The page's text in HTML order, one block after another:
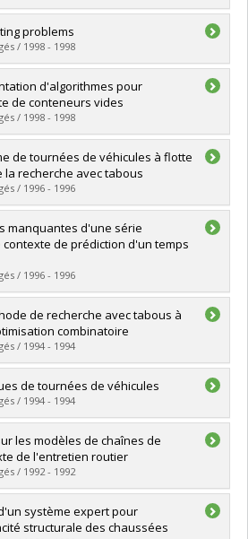
Papyrus
problems
/ 1998 - 1998
Srimathy
D.
Papyrus
d'algorithmes pour
de conteneurs vides
/ 1998 - 1998
Papyrus
de tournées de véhicules à flotte
recherche avec tabous
/ 1996 - 1996
Christophe
Papyrus
manquantes d'une série
de prédiction d'un temps
/ 1996 - 1996
Sébastien
Papyrus
de recherche avec tabous à
combinatoire
/ 1994 - 1994
D.
Papyrus
de tournées de véhicules
/ 1994 - 1994
D.
Papyrus
les modèles de chaînes de
de l'entretien routier
/ 1992 - 1992
système expert pour
structurale des chaussées